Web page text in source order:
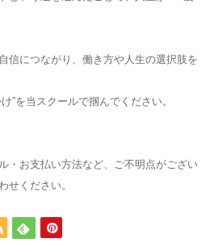
信につながり、働き方や人生の選択肢を
”を当スクールで掴んでください。
・お支払い方法など、ご不明点がござい
せください。